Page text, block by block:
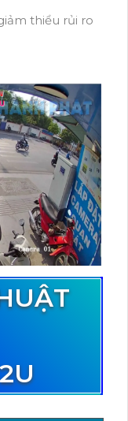
thiểu rủi ro